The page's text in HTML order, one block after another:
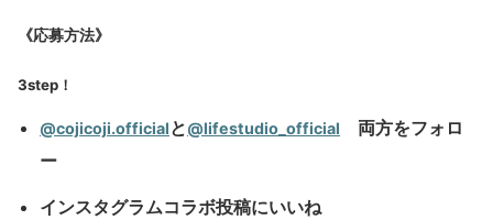
《応募方法》
3step ！
@cojicoji.officialと@lifestudio_official
両方をフォロ
ー
インスタグラムコラボ投稿にいいね